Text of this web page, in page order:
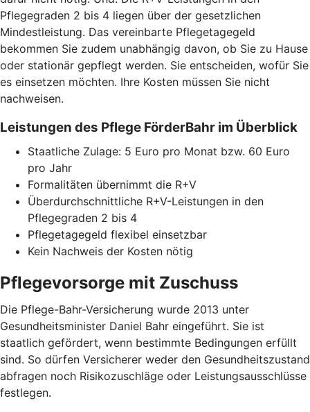
Pflegegraden 2 bis 4 liegen über der gesetzlichen
Mindestleistung. Das vereinbarte Pflegetagegeld
bekommen Sie zudem unabhängig davon, ob Sie zu Hause
oder stationär gepflegt werden. Sie entscheiden, wofür Sie
es einsetzen möchten. Ihre Kosten müssen Sie nicht
nachweisen.
Leistungen des Pflege FörderBahr im Überblick
Staatliche Zulage: 5 Euro pro Monat bzw. 60 Euro
pro Jahr
Formalitäten übernimmt die R+V
Überdurchschnittliche R+V-Leistungen in den
Pflegegraden 2 bis 4
Pflegetagegeld flexibel einsetzbar
Kein Nachweis der Kosten nötig
Pflegevorsorge mit Zuschuss
Die Pflege-Bahr-Versicherung wurde 2013 unter
Gesundheitsminister Daniel Bahr eingeführt. Sie ist
staatlich gefördert, wenn bestimmte Bedingungen erfüllt
sind. So dürfen Versicherer weder den Gesundheitszustand
abfragen noch Risikozuschläge oder Leistungsausschlüsse
festlegen.